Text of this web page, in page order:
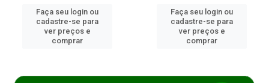
Faça seu login ou
cadastre-se para
ver preços e
comprar
Faça seu login ou
cadastre-se para
ver preços e
comprar